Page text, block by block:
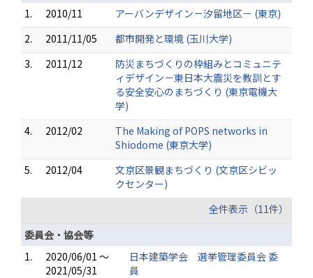
1.
2010/11
アーバンデザイン－汐留地区－ (東京)
2.
2011/11/05
都市開発と環境 (玉川大学)
3.
2011/12
防災まちづくりの枠組みとコミュニテ
ィデザイン－東日本大震災を教訓とす
る安全安心のまちづくり (東京電機大
学)
4.
2012/02
The Making of POPS networks in
Shiodome (東京大学)
5.
2012/04
文京区景観まちづくり (文京区シビッ
クセンター)
全件表示（11件）
委員会・協会等
1.
2020/06/01 ～
2021/05/31
日本建築学会 選挙管理委員会 委
員